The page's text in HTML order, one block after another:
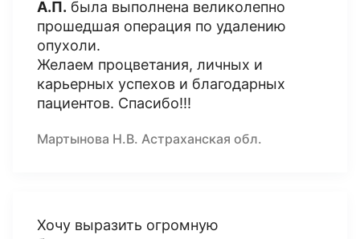
А.П. была выполнена великолепно
прошедшая операция по удалению
опухоли.
Желаем процветания, личных и
карьерных успехов и благодарных
пациентов. Спасибо!!!
Мартынова Н.В. Астраханская обл.
Хочу выразить огромную